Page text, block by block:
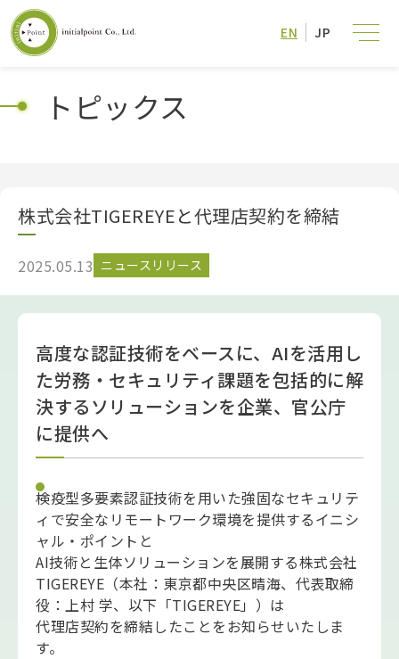
EN JP
トピックス
株式会社TIGEREYEと代理店契約を締結
2025.05.13 ニュースリリース
高度な認証技術をベースに、AIを活用し
た労務・セキュリティ課題を包括的に解
決するソリューションを企業、官公庁
に提供へ
検疫型多要素認証技術を用いた強固なセキュリテ
ィで安全なリモートワーク環境を提供するイニシ
ャル・ポイントと
AI技術と生体ソリューションを展開する株式会社
TIGEREYE（本社：東京都中央区晴海、代表取締
役：上村 学、以下「TIGEREYE」）は
代理店契約を締結したことをお知らせいたしま
す。